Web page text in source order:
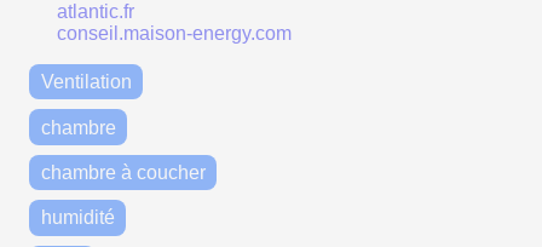
atlantic.fr
conseil.maison-energy.com
Ventilation
chambre
chambre à coucher
humidité